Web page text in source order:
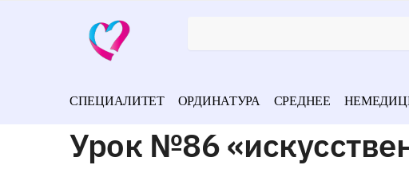
СПЕЦИАЛИТЕТ ОРДИНАТУРА СРЕДНЕЕ
Урок №86